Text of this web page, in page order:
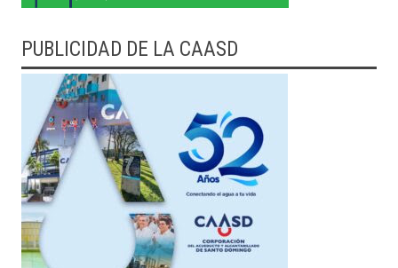
PUBLICIDAD DE LA CAASD